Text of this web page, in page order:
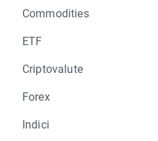
Commodities
ETF
Criptovalute
Forex
Indici